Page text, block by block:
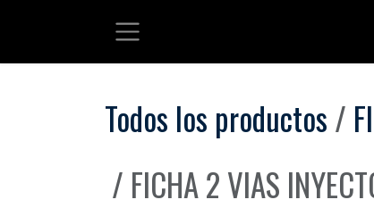
Ir al contenido
Todos los productos
FICHA 2 VIAS